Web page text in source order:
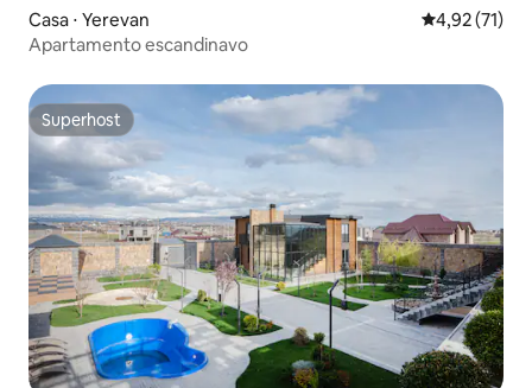
Casa ⋅ Yerevan 4,92 de uma
4,92 (71)
Apartamento escandinavo
Superhost
Superhost